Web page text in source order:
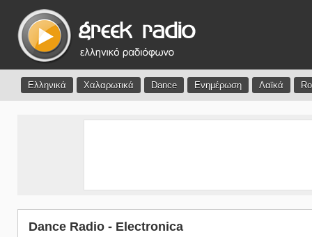
Ελληνικά Χαλαρωτικά Dance Ενημέρωση Λαϊκά
Dance Radio - Electronica